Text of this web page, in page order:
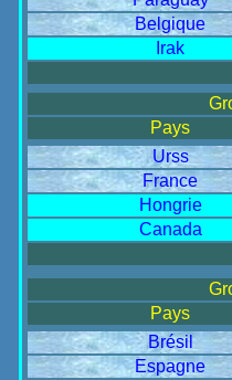
Belgique
Irak
Pays
Urss
France
Hongrie
Canada
Pays
Brésil
Espagne